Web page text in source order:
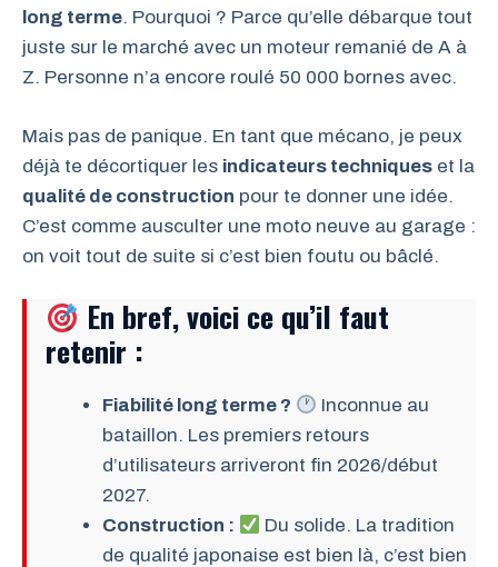
long terme. Pourquoi ? Parce qu’elle débarque tout
juste sur le marché avec un moteur remanié de A à
Z. Personne n’a encore roulé 50 000 bornes avec.
Mais pas de panique. En tant que mécano, je peux
déjà te décortiquer les indicateurs techniques et la
qualité de construction pour te donner une idée.
C’est comme ausculter une moto neuve au garage :
on voit tout de suite si c’est bien foutu ou bâclé.
En bref, voici ce qu’il faut
retenir :
Fiabilité long terme ?
Inconnue au
bataillon. Les premiers retours
d’utilisateurs arriveront fin 2026/début
2027.
Construction :
Du solide. La tradition
de qualité japonaise est bien là, c’est bien